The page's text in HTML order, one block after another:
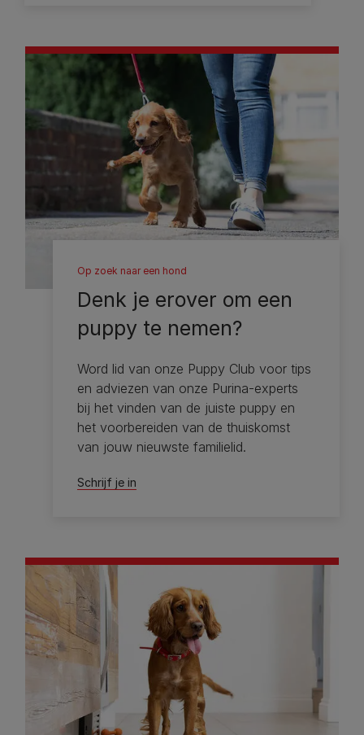
Op zoek naar een hond
Denk je erover om een ​​
puppy te nemen?
Word lid van onze Puppy Club voor tips
en adviezen van onze Purina-experts
bij het vinden van de juiste puppy en
het voorbereiden van de thuiskomst
van jouw nieuwste familielid.
Schrijf je in